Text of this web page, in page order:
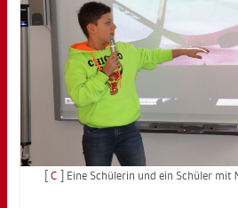
[C ] Eine Schü­le­rin und ein Schü­ler